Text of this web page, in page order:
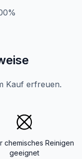
Kauf erfreuen.
chemisches Reinigen
geeignet